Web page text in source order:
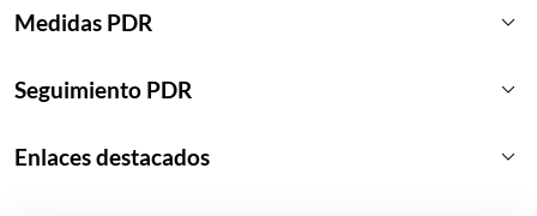
Medidas PDR keyboard_arrow_down
Seguimiento PDR keyboard_arrow_down
Enlaces destacados keyboard_arrow_down